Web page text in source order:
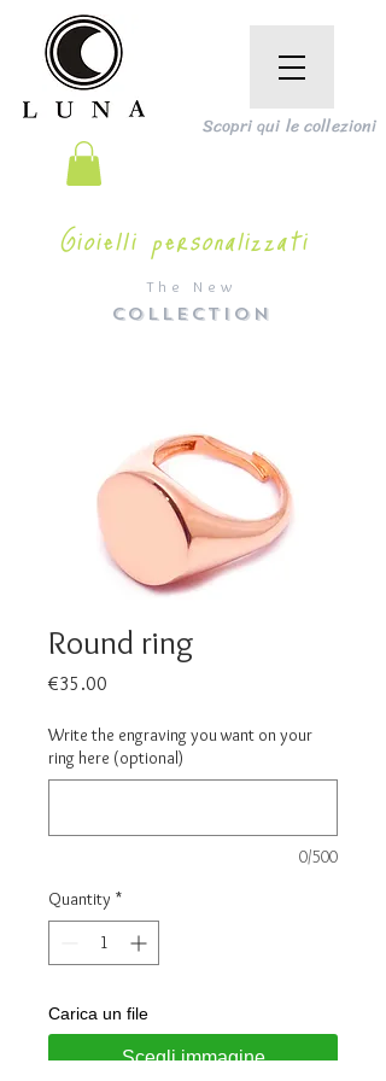
The New
COLLECTION
Scopri qui le collezioni
Gioielli personalizzati
Round ring
€35.00
Write the engraving you want on your
ring here (optional)
0/500
Quantity *
Carica un file
Scegli immagine